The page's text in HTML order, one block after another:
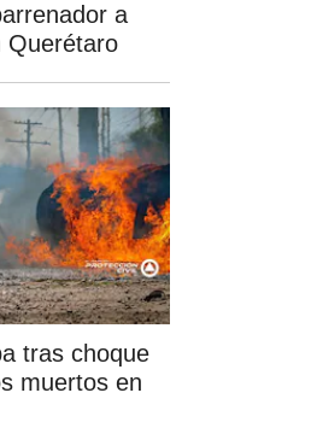
a
Querétaro
tras choque
muertos en